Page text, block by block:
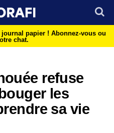
papier ! Abonnez-vous ou
chat.
refuse
les
sa vie